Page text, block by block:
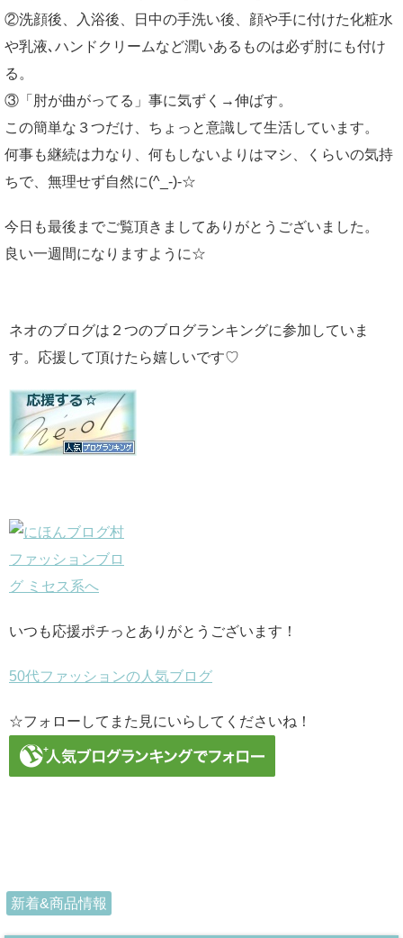
②洗顔後、入浴後、日中の手洗い後、顔や手に付けた化粧水
や乳液､ハンドクリームなど潤いあるものは必ず肘にも付け
る。
③「肘が曲がってる」事に気ずく→伸ばす。
この簡単な３つだけ、ちょっと意識して生活しています。
何事も継続は力なり、何もしないよりはマシ、くらいの気持
ちで、無理せず自然に(^_-)-☆
今日も最後までご覧頂きましてありがとうございました。
良い一週間になりますように☆
ネオのブログは２つのブログランキングに参加していま
す。応援して頂けたら嬉しいです♡
いつも応援ポチっとありがとうございます！
50代ファッションの人気ブログ
☆フォローしてまた見にいらしてくださいね！
新着&商品情報